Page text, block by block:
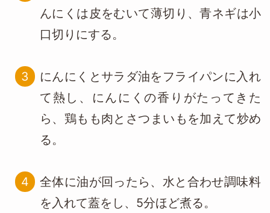
んにくは皮をむいて薄切り、青ネギは小
口切りにする。
にんにくとサラダ油をフライパンに入れ
て熱し、にんにくの香りがたってきた
ら、鶏もも肉とさつまいもを加えて炒め
る。
全体に油が回ったら、水と合わせ調味料
を入れて蓋をし、5分ほど煮る。